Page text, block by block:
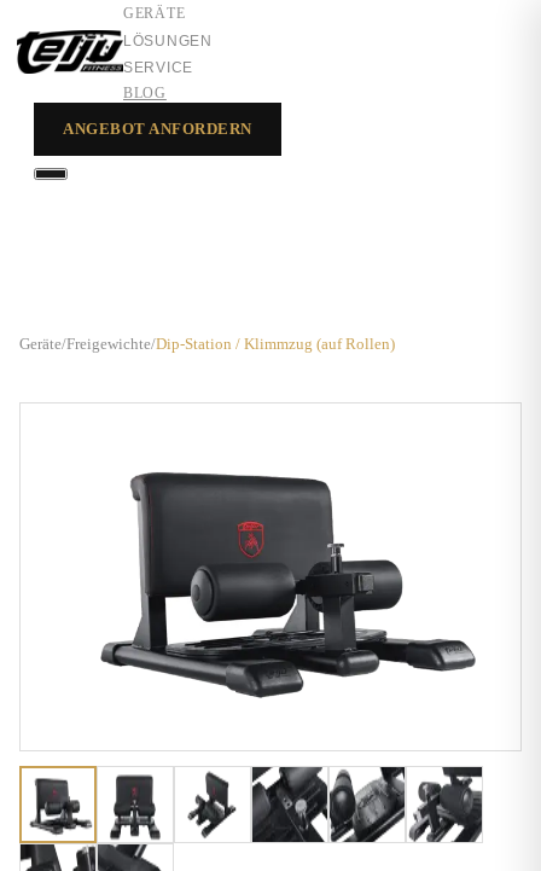
GERÄTE
LÖSUNGEN
SERVICE
BLOG
ANGEBOT ANFORDERN
Geräte/Freigewichte/Dip-Station / Klimmzug (auf Rollen)